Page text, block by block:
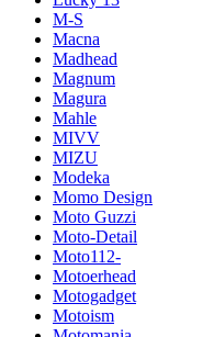
M-S
Macna
Madhead
Magnum
Magura
Mahle
MIVV
MIZU
Modeka
Momo Design
Moto Guzzi
Moto-Detail
Moto112-
Motoerhead
Motogadget
Motoism